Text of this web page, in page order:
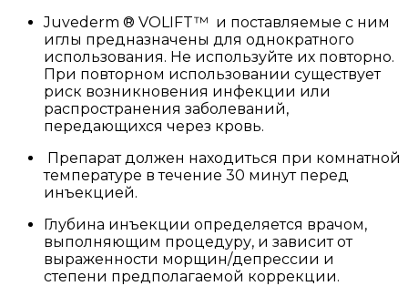
Juvederm ® VOLIFT™ и поставляемые с ним
иглы предназначены для однократного
использования. Не используйте их повторно.
При повторном использовании существует
риск возникновения инфекции или
распространения заболеваний,
передающихся через кровь.
Препарат должен находиться при комнатной
температуре в течение 30 минут перед
инъекцией.
Глубина инъекции определяется врачом,
выполняющим процедуру, и зависит от
выраженности морщин/депрессии и
степени предполагаемой коррекции.